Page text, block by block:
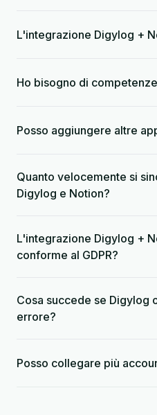
L'integrazione Digylog +
Ho bisogno di
Posso aggiungere altre
Quanto velocemente si
Digylog e Notion?
L'integrazione Digylog +
conforme al GDPR?
Cosa succede se Digylog
errore?
Posso collegare più